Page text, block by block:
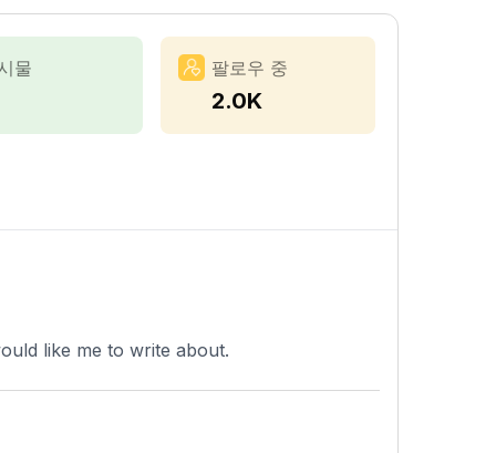
물 팔로우 중
2.0K
like me to write about.